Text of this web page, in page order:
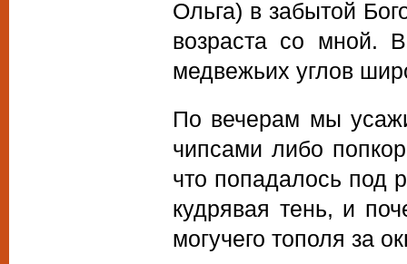
Ольга) в забытой
возраста со мной.
медвежьих углов
По вечерам мы
чипсами либо
что попадалось под
кудрявая тень, и
могучего тополя за